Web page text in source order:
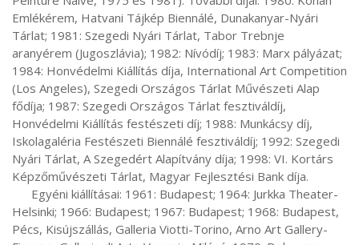
Emlékérem, Hatvani Tájkép Biennálé, Dunakanyar-Nyári
Tárlat; 1981: Szegedi Nyári Tárlat, Tabor Trebnje
aranyérem (Jugoszlávia); 1982: Nívódíj; 1983: Marx pályázat;
1984: Honvédelmi Kiállítás díja, International Art Competition
(Los Angeles), Szegedi Országos Tárlat Művészeti Alap
fődíja; 1987: Szegedi Országos Tárlat fesztiváldíj,
Honvédelmi Kiállítás festészeti díj; 1988: Munkácsy díj,
Iskolagaléria Festészeti Biennálé fesztiváldíj; 1992: Szegedi
Nyári Tárlat, A Szegedért Alapítvány díja; 1998: VI. Kortárs
Képzőművészeti Tárlat, Magyar Fejlesztési Bank díja.
Helsinki; 1966: Budapest; 1967: Budapest; 1968: Budapest,
Pécs, Kisújszállás, Galleria Viotti-Torino, Arno Art Gallery-